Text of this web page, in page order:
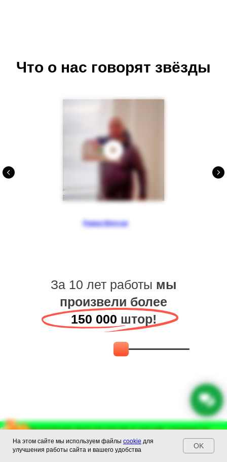
Бесплатная консультация и расчет стоимости
+74993023130
Бесплатная консультация и расчет стоимости
+74993023130
29 : 37
Что о нас говорят звёзды
Роман Юнусов
За 10 лет работы мы
произвели более
150 000 штор!
На этом сайте мы используем файлы cookie для
улучшения работы сайта и вашего удобства
OK